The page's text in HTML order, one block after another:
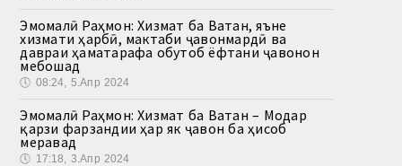
Эмомалӣ Раҳмон: Хизмат ба Ватан, яъне
хизмати ҳарбӣ, мактаби ҷавонмардӣ ва
давраи ҳаматарафа обутоб ёфтани ҷавонон
мебошад
🕔 08:24, 5.Апр 2024
Эмомалӣ Раҳмон: Хизмат ба Ватан – Модар
қарзи фарзандии ҳар як ҷавон ба ҳисоб
меравад
🕔 17:18, 3.Апр 2024